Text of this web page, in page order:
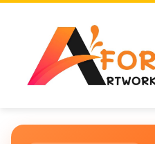
Skip
content